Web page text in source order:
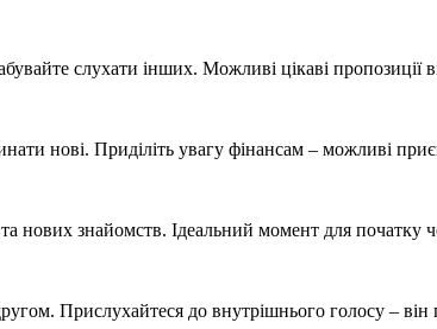
слухати інших. Можливі цікаві пропозиції
нові. Приділіть увагу фінансам – можливі
нових знайомств. Ідеальний момент для початку
Прислухайтеся до внутрішнього голосу –